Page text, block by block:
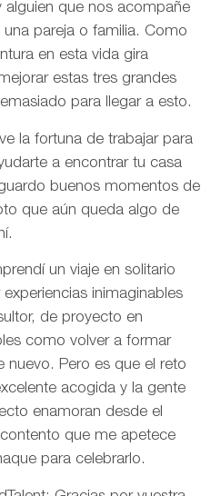
alguien que nos acompañe
una pareja o familia. Como
en esta vida gira
estas tres grandes
para llegar a esto.
la fortuna de trabajar para
a encontrar tu casa
buenos momentos de
que aún queda algo de
un viaje en solitario
inimaginables
de proyecto en
como volver a formar
nuevo. Pero es que el reto
acogida y la gente
enamoran desde el
que me apetece
para celebrarlo.